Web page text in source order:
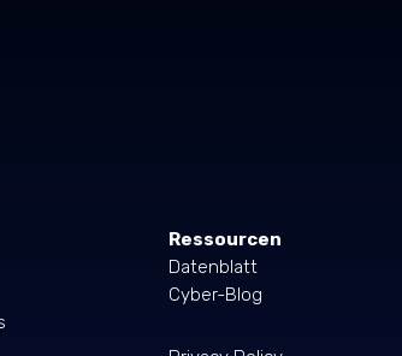
Ressourcen
Datenblatt
Cyber-Blog